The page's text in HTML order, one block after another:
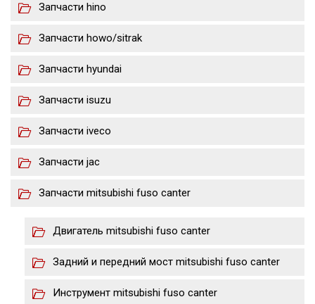
Запчасти hino
Запчасти howo/sitrak
Запчасти hyundai
Запчасти isuzu
Запчасти iveco
Запчасти jac
Запчасти mitsubishi fuso canter
Двигатель mitsubishi fuso canter
Задний и передний мост mitsubishi fuso canter
Инструмент mitsubishi fuso canter